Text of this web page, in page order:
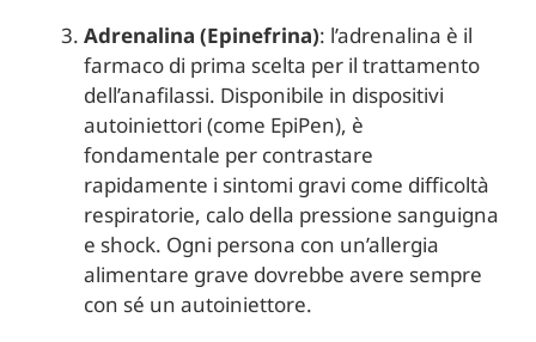
Adrenalina (Epinefrina): l’adrenalina è il
farmaco di prima scelta per il trattamento
dell’anafilassi. Disponibile in dispositivi
autoiniettori (come EpiPen), è
fondamentale per contrastare
rapidamente i sintomi gravi come difficoltà
respiratorie, calo della pressione sanguigna
e shock. Ogni persona con un’allergia
alimentare grave dovrebbe avere sempre
con sé un autoiniettore.